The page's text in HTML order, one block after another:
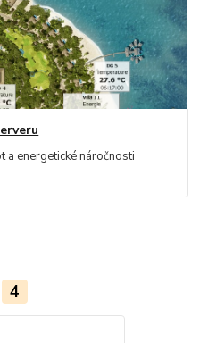
a energetické náročnosti
4